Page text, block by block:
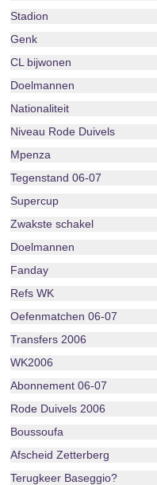
Stadion
Genk
CL bijwonen
Doelmannen
Nationaliteit
Niveau Rode Duivels
Mpenza
Tegenstand 06-07
Supercup
Zwakste schakel
Doelmannen
Fanday
Refs WK
Oefenmatchen 06-07
Transfers 2006
WK2006
Abonnement 06-07
Rode Duivels 2006
Boussoufa
Afscheid Zetterberg
Terugkeer Baseggio?